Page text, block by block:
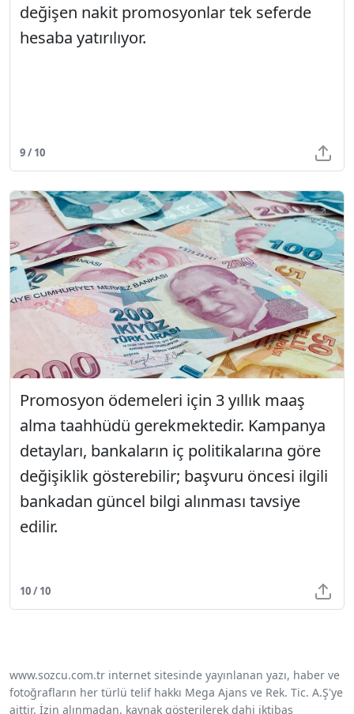
değişen nakit promosyonlar tek seferde
hesaba yatırılıyor.
9 / 10
Promosyon ödemeleri için 3 yıllık maaş
alma taahhüdü gerekmektedir. Kampanya
detayları, bankaların iç politikalarına göre
değişiklik gösterebilir; başvuru öncesi ilgili
bankadan güncel bilgi alınması tavsiye
edilir.
10 / 10
www.sozcu.com.tr internet sitesinde yayınlanan yazı, haber ve
fotoğrafların her türlü telif hakkı Mega Ajans ve Rek. Tic. A.Ş'ye
aittir. İzin alınmadan, kaynak gösterilerek dahi iktibas